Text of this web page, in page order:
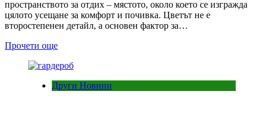
пространството за отдих – мястото, около което се изгражда
цялото усещане за комфорт и почивка. Цветът не е
второстепенен детайл, а основен фактор за…
Прочети още
Други Новини